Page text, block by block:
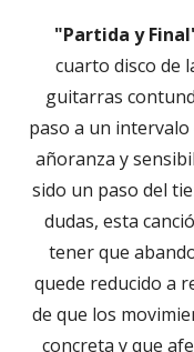
"Partida y
cuarto disco de
guitarras
paso a un
añoranza y
sido un paso del
dudas, esta
tener que
quede reducido a
de que los
concreta y que